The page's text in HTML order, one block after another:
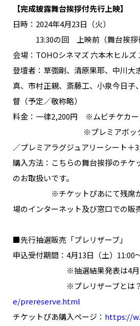
メールマガジン登録/解除
【完成披露舞台挨拶付先行上映】
日時：2024年4月23日（火）
13:30の回 上映前（舞台挨拶後
会場：TOHOシネマズ 六本木ヒルズ
登壇者：草彅剛、清原果耶、中川大
真、市村正親、斎藤工、小泉今日子
督（予定／敬称略）
料金：一律2,200円 ※ムビチケカー
※プレミアボックスシ
／プレミアラグジュアリーシート＋
購入方法：こちらの舞台挨拶のチケ
のお取扱いです。
※チケットぴあにて残席があ
場のインターネット及び窓口での販
■先行抽選販売「プレリザーブ」
申込受付期間：4月13日（土）11:00
※抽選結果発表は4月19日
※プレリザーブとは？
e/prereserve.html
チケットぴあ購入ページ： https://